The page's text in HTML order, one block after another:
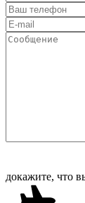
докажите, что